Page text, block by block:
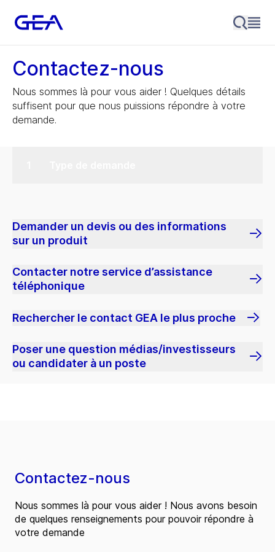
Contactez-nous
Nous sommes là pour vous aider ! Quelques détails
suffisent pour que nous puissions répondre à votre
demande.
Demander un devis ou des informations
sur un produit
Contacter notre service d’assistance
téléphonique
Rechercher le contact GEA le plus proche
Poser une question médias/investisseurs
ou candidater à un poste
Contactez-nous
Nous sommes là pour vous aider ! Nous avons besoin
de quelques renseignements pour pouvoir répondre à
votre demande